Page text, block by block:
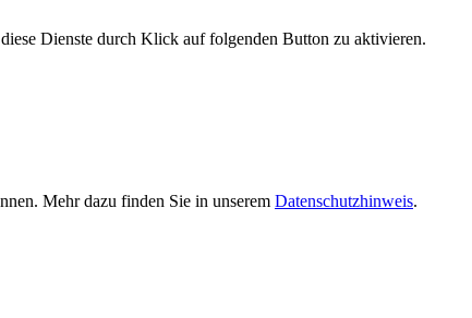
Dienste durch Klick auf folgenden Button zu aktivieren.
Mehr dazu finden Sie in unserem Datenschutzhinweis.